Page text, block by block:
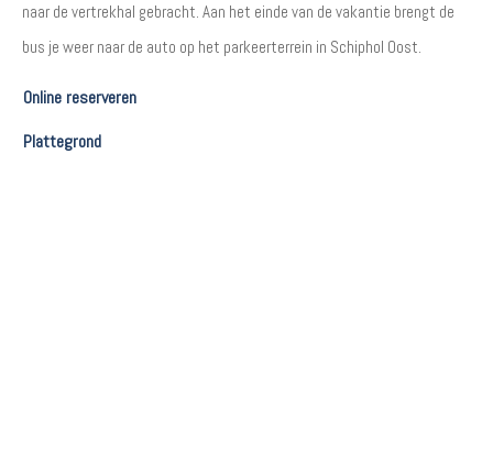
naar de vertrekhal gebracht. Aan het einde van de vakantie brengt de
bus je weer naar de auto op het parkeerterrein in Schiphol Oost.
Online reserveren
Plattegrond